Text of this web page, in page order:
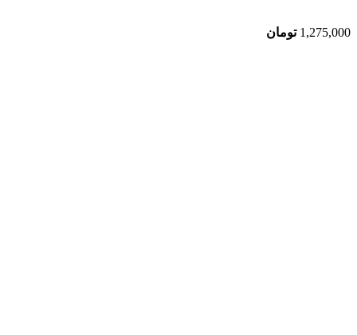
1,275,000 تومان